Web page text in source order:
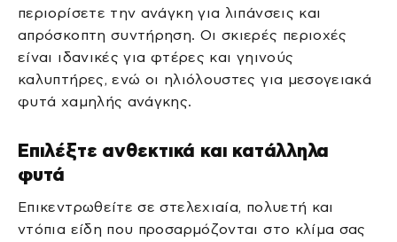
περιορίσετε την ανάγκη για λιπάνσεις και
απρόσκοπτη συντήρηση. Οι σκιερές περιοχές
είναι ιδανικές για φτέρες και γηινούς
καλυπτήρες, ενώ οι ηλιόλουστες για μεσογειακά
φυτά χαμηλής ανάγκης.
Επιλέξτε ανθεκτικά και κατάλληλα
φυτά
Επικεντρωθείτε σε στελεχιαία, πολυετή και
ντόπια είδη που προσαρμόζονται στο κλίμα σας